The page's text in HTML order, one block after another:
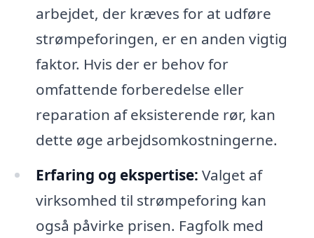
arbejdet, der kræves for at udføre
strømpeforingen, er en anden vigtig
faktor. Hvis der er behov for
omfattende forberedelse eller
reparation af eksisterende rør, kan
dette øge arbejdsomkostningerne.
Erfaring og ekspertise: Valget af
virksomhed til strømpeforing kan
også påvirke prisen. Fagfolk med